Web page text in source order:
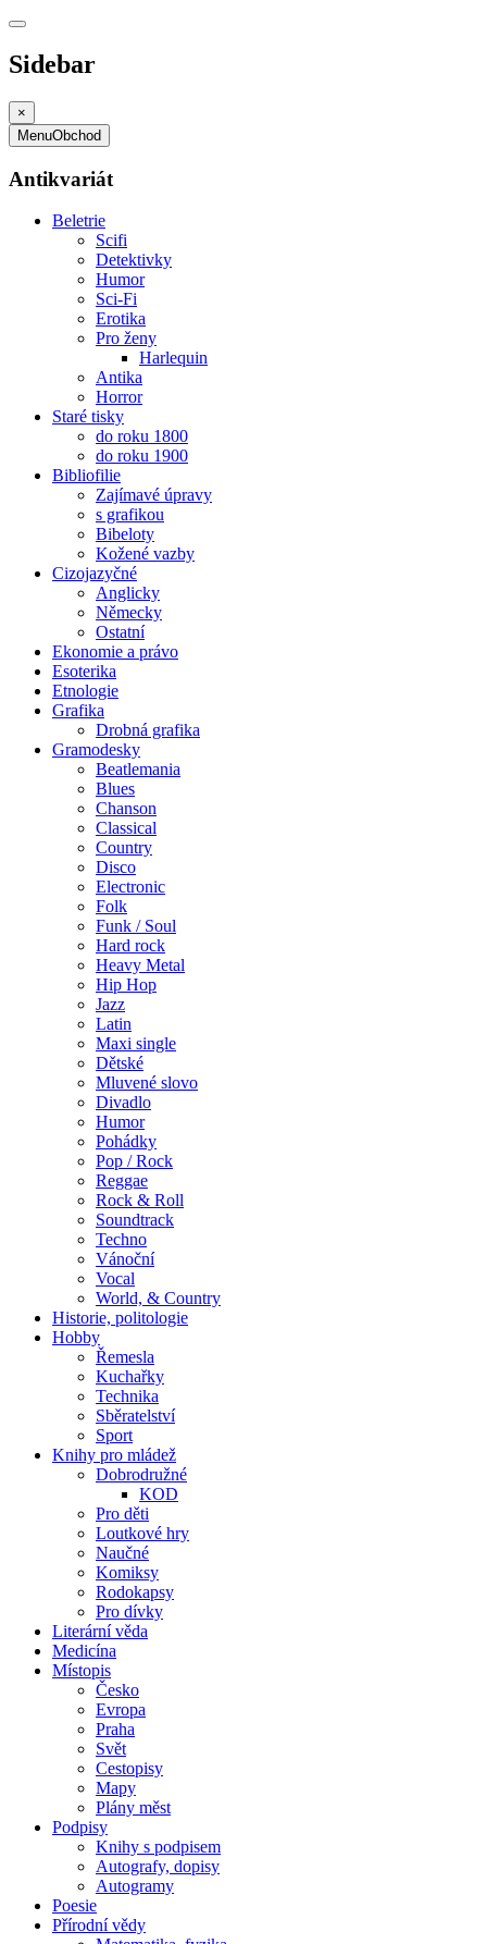
Sidebar
×
MenuObchod
Antikvariát
Beletrie
Scifi
Detektivky
Humor
Sci-Fi
Erotika
Pro ženy
Harlequin
Antika
Horror
Staré tisky
do roku 1800
do roku 1900
Bibliofilie
Zajímavé úpravy
s grafikou
Bibeloty
Kožené vazby
Cizojazyčné
Anglicky
Německy
Ostatní
Ekonomie a právo
Esoterika
Etnologie
Grafika
Drobná grafika
Gramodesky
Beatlemania
Blues
Chanson
Classical
Country
Disco
Electronic
Folk
Funk / Soul
Hard rock
Heavy Metal
Hip Hop
Jazz
Latin
Maxi single
Dětské
Mluvené slovo
Divadlo
Humor
Pohádky
Pop / Rock
Reggae
Rock & Roll
Soundtrack
Techno
Vánoční
Vocal
World, & Country
Historie, politologie
Hobby
Řemesla
Kuchařky
Technika
Sběratelství
Sport
Knihy pro mládež
Dobrodružné
KOD
Pro děti
Loutkové hry
Naučné
Komiksy
Rodokapsy
Pro dívky
Literární věda
Medicína
Místopis
Česko
Evropa
Praha
Svět
Cestopisy
Mapy
Plány měst
Podpisy
Knihy s podpisem
Autografy, dopisy
Autogramy
Poesie
Přírodní vědy